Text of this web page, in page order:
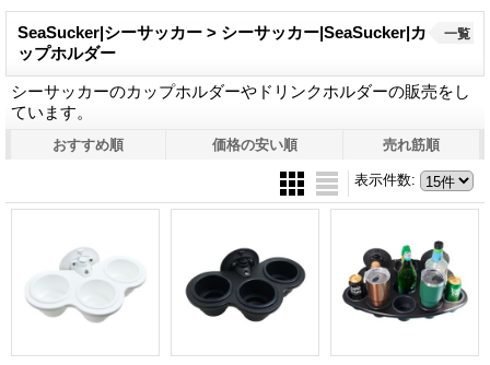
SeaSucker|シーサッカー > シーサッカー|SeaSucker|カ
ップホルダー
シーサッカーのカップホルダーやドリンクホルダーの販売をし
ています。
一覧
おすすめ順 価格の安い順 売れ筋順
表示件数: